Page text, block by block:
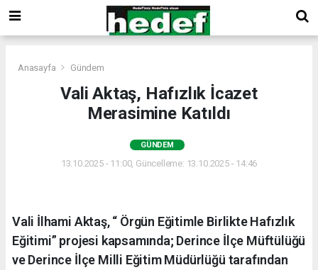
Anasayfa Gündem
Vali Aktaş, Hafızlık İcazet
Merasimine Katıldı
GÜNDEM
13.10.2025 - 11:00, Güncelleme: 13.10.2025 - 14:46
Vali İlhami Aktaş, “ Örgün Eğitimle Birlikte Hafızlık
Eğitimi” projesi kapsamında; Derince İlçe Müftülüğü
ve Derince İlçe Milli Eğitim Müdürlüğü tarafından